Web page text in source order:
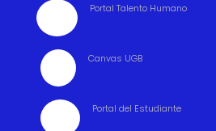
Portal Talento Humano
Canvas UGB
Portal del Estudiante